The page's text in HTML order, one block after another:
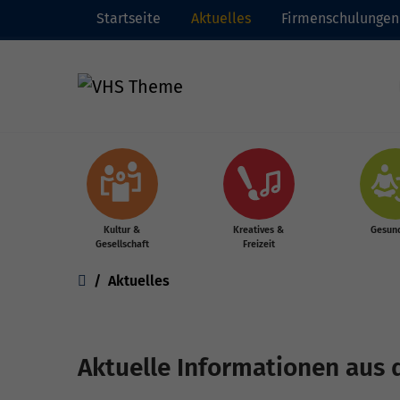
Startseite Aktuelles Firmenschulungen
Kultur &
Gesellschaft
Kreatives &
Freizeit
Aktuelles
Aktuelle Informationen aus